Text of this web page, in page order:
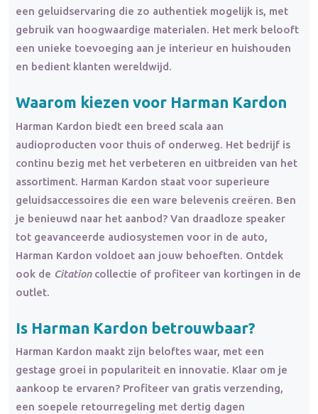
een geluidservaring die zo authentiek mogelijk is, met
gebruik van hoogwaardige materialen. Het merk belooft
een unieke toevoeging aan je interieur en huishouden
en bedient klanten wereldwijd.
Waarom kiezen voor Harman Kardon
Harman Kardon biedt een breed scala aan
audioproducten voor thuis of onderweg. Het bedrijf is
continu bezig met het verbeteren en uitbreiden van het
assortiment. Harman Kardon staat voor superieure
geluidsaccessoires die een ware belevenis creëren. Ben
je benieuwd naar het aanbod? Van draadloze speaker
tot geavanceerde audiosystemen voor in de auto,
Harman Kardon voldoet aan jouw behoeften. Ontdek
ook de Citationcollectie of profiteer van kortingen in de
outlet.
Is Harman Kardon betrouwbaar?
Harman Kardon maakt zijn beloftes waar, met een
gestage groei in populariteit en innovatie. Klaar om je
aankoop te ervaren? Profiteer van gratis verzending,
een soepele retourregeling met dertig dagen